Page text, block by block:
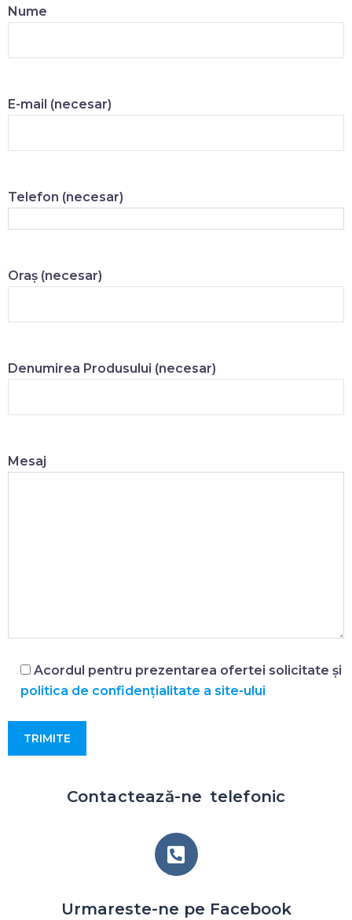
Nume
E-mail (necesar)
Telefon (necesar)
Oraș (necesar)
Denumirea Produsului (necesar)
Mesaj
Acordul pentru prezentarea ofertei solicitate și
politica de confidențialitate a site-ului
Contactează-ne telefonic
Urmareste-ne pe Facebook